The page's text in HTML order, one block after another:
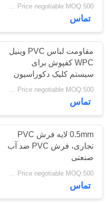
سیاست
حفظ
حریم
خصوصی
ایستاتیک
15
کفپوش
خشک
49
Price negotiable MOQ:500 متر مربع
تماس
مقاومت لباس PVC وینیل
WPC کفپوش برای
سیستم کلیک دکوراسیون
داخلی
Price negotiable MOQ:500 متر مربع
تماس
0.5mm لایه فرش PVC
تجاری، فرش PVC ضد آب
صنعتی
تماس